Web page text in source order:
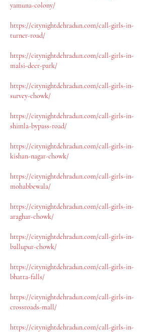
yamuna-colony/
https://citynightdehradun.com/call-girls-in-
turner-road/
https://citynightdehradun.com/call-girls-in-
malsi-deer-park/
https://citynightdehradun.com/call-girls-in-
survey-chowk/
https://citynightdehradun.com/call-girls-in-
shimla-bypass-road/
https://citynightdehradun.com/call-girls-in-
kishan-nagar-chowk/
https://citynightdehradun.com/call-girls-in-
mohabbewala/
https://citynightdehradun.com/call-girls-in-
araghar-chowk/
https://citynightdehradun.com/call-girls-in-
ballupur-chowk/
https://citynightdehradun.com/call-girls-in-
bhatta-falls/
https://citynightdehradun.com/call-girls-in-
crossroads-mall/
https://citynightdehradun.com/call-girls-in-